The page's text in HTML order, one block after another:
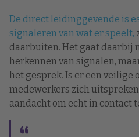
De direct leidinggevende is
signaleren van wat er speelt,
daarbuiten. Het gaat daarbij
herkennen van signalen,
het gesprek. Is er een veilige
medewerkers zich
aandacht om echt in contact